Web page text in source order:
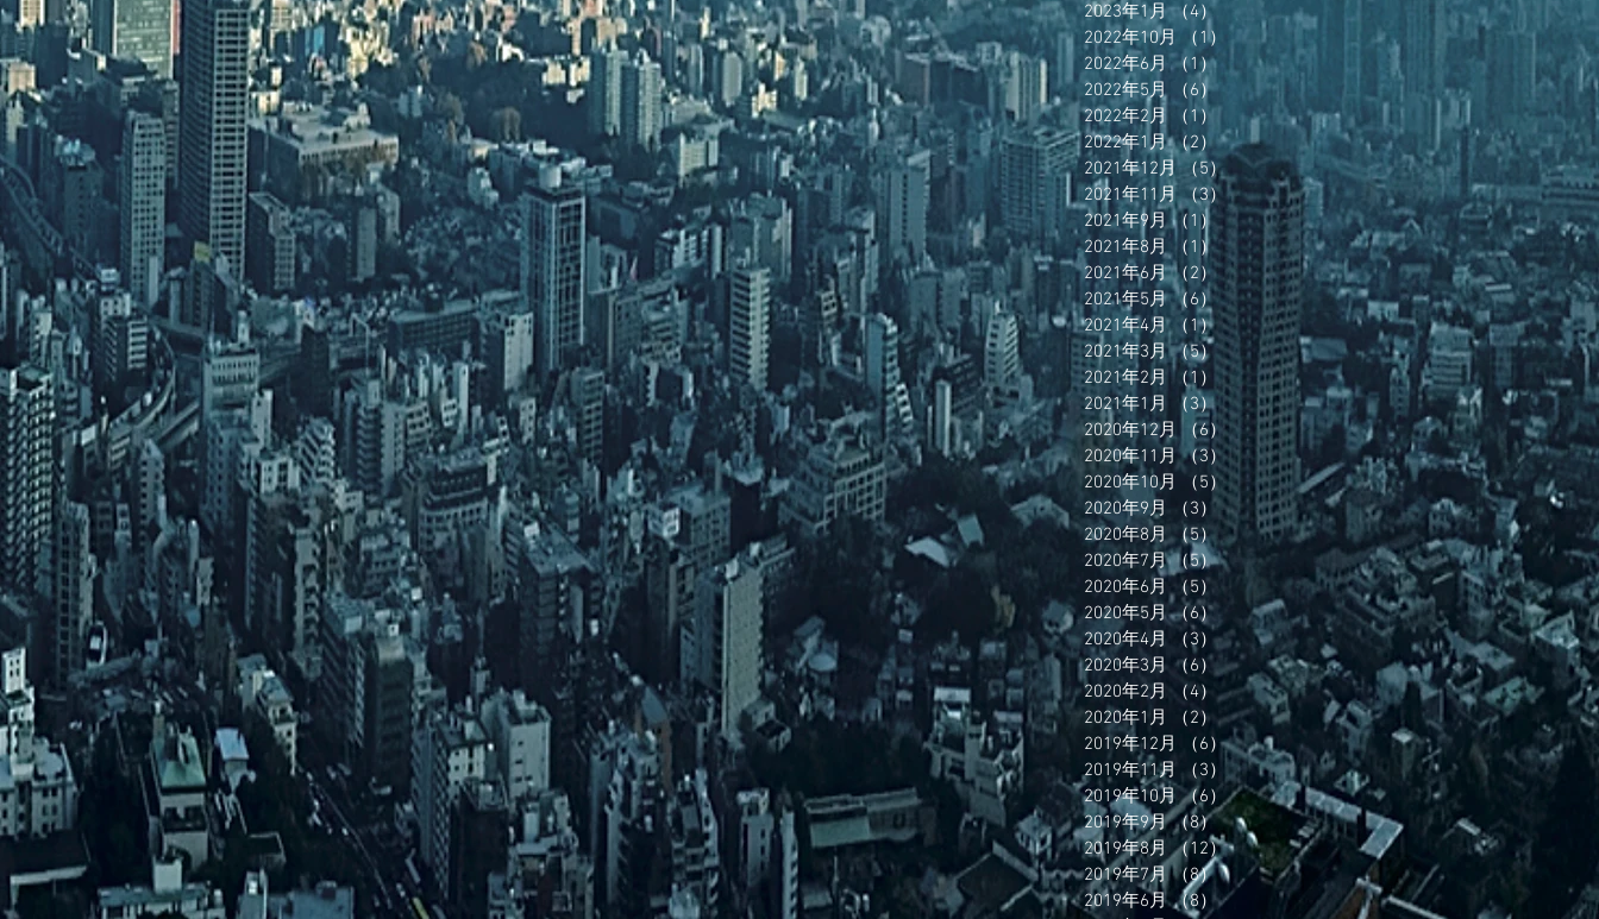
2023年1月 （4） 4件の記事
2022年10月
（1）
1件の記事
2022年6月 （1） 1件の記事
2022年5月
（6）6件の記事
2022年2月
（1）
1件の記事
2022年1月 （2）2件の記事
2021年12月 （5）
5件の記事
2021年11月 （3） 3件の記事
2021年9月 （1）1件の記事
2021年8月 （1）1件の記事
2021年6月 （2）2件の記事
2021年5月 （6）6件の記事
2021年4月
（1） 1件の記事
2021年3月 （5） 5件の記事
2021年2月 （1）
1件の記事
2021年1月
（3）3件の記事
2020年12月
（6）6件の記事
2020年11月 （3）3件の記事
2020年10月
（5）5件の記事
2020年9月
（3） 3件の記事
2020年8月 （5） 5件の記事
2020年7月 （5）5件の記事
2020年6月 （5）
2020年5月 （6） 6件の記事
2020年4月
（3）3件の記事
2020年3月 （6）6件の記事
2020年2月 （4） 4件の記事
2020年1月
（2） 2件の記事
2019年12月
（6）6件の記事
2019年11月
（3）
3件の記事
2019年10月 （6）6件の記事
2019年9月 （8）8件の記事
2019年8月 （12）12件の記事
2019年7月 （8）8件の記事
2019年6月 （8）8件の記事